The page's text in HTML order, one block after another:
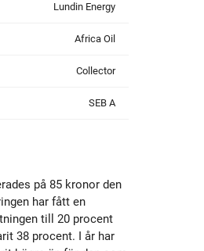
Lundin Energy
Africa Oil
Collector
SEB A
på 85 kronor den
har fått en
till 20 procent
38 procent. I år har